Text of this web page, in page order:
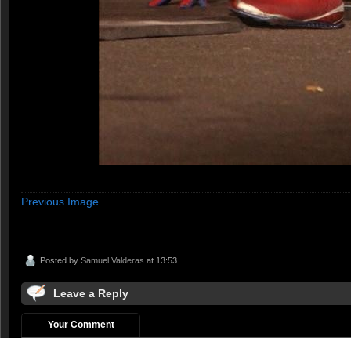
Previous Image
Posted by Samuel Valderas at 13:53
Leave a Reply
Your Comment